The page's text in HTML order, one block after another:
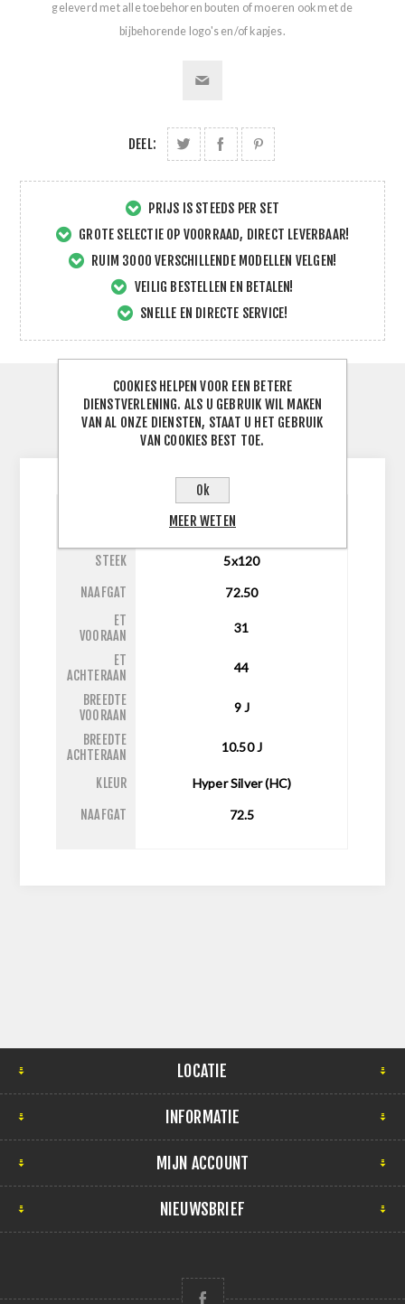
geleverd met alle toebehoren bouten of moeren ook met de
bijbehorende logo's en/of kapjes.
DEEL:
PRIJS IS STEEDS PER SET
GROTE SELECTIE OP VOORRAAD, DIRECT LEVERBAAR!
RUIM 3000 VERSCHILLENDE MODELLEN VELGEN!
VEILIG BESTELLEN EN BETALEN!
SNELLE EN DIRECTE SERVICE!
SPECIFICATIES
CONTACTEER ONS
21
STEEK 5x120
NAAFGAT
72.50
ET
VOORAAN
31
ET
ACHTERAAN
44
BREEDTE
VOORAAN
9J
BREEDTE
ACHTERAAN
10.50J
KLEUR Hyper Silver (HC)
NAAFGAT 72.5
LOCATIE
INFORMATIE
MIJN ACCOUNT
NIEUWSBRIEF
COOKIES HELPEN VOOR EEN BETERE
DIENSTVERLENING. ALS U GEBRUIK WIL MAKEN
VAN AL ONZE DIENSTEN, STAAT U HET GEBRUIK
VAN COOKIES BEST TOE.
Ok
MEER WETEN